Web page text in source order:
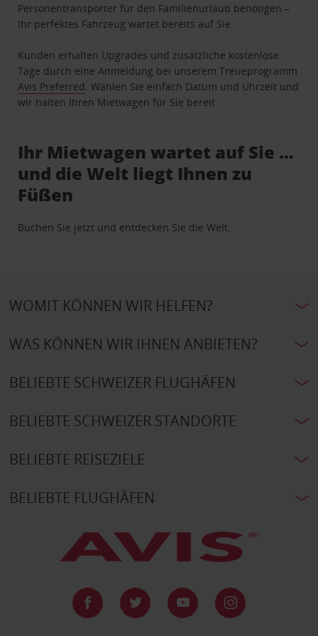
Personentransporter für den Familienurlaub benötigen –
Ihr perfektes Fahrzeug wartet bereits auf Sie.
Kunden erhalten Upgrades und zusätzliche kostenlose
Tage durch eine Anmeldung bei unserem Treueprogramm
Avis Preferred . Wählen Sie einfach Datum und Uhrzeit und
wir halten Ihren Mietwagen für Sie bereit.
Ihr Mietwagen wartet auf Sie …
und die Welt liegt Ihnen zu
Füßen
Buchen Sie jetzt und entdecken Sie die Welt.
WOMIT KÖNNEN WIR HELFEN?
WAS KÖNNEN WIR IHNEN ANBIETEN?
BELIEBTE SCHWEIZER FLUGHÄFEN
BELIEBTE SCHWEIZER STANDORTE
BELIEBTE REISEZIELE
BELIEBTE FLUGHÄFEN